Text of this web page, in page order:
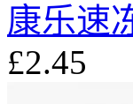
康乐速
£2.45